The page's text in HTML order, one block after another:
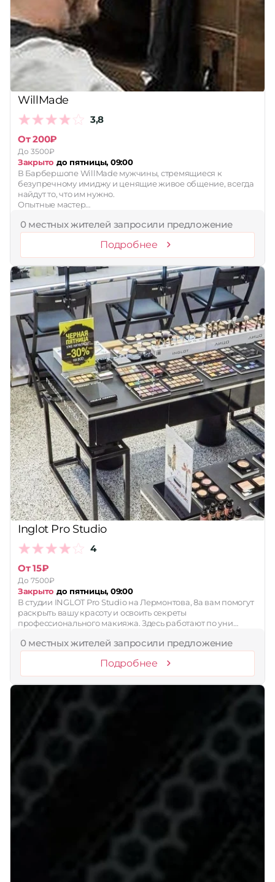
Принимает сертификаты
Применить
Сбросить
WillMade
3,8
От 200₽
До 3500₽
Закрыто до пятницы, 09:00
В Барбершопе WillMade мужчины, стремящиеся к
безупречному имиджу и ценящие живое общение, всегда
найдут то, что им нужно.
Опытные мастер…
0 местных жителей запросили предложение
Подробнее
Inglot Pro Studio
4
От 15₽
До 7500₽
Закрыто до пятницы, 09:00
В студии INGLOT Pro Studio на Лермонтова, 8а вам помогут
раскрыть вашу красоту и освоить секреты
профессионального макияжа. Здесь работают по уни…
0 местных жителей запросили предложение
Подробнее